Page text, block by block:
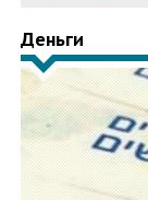
Деньги